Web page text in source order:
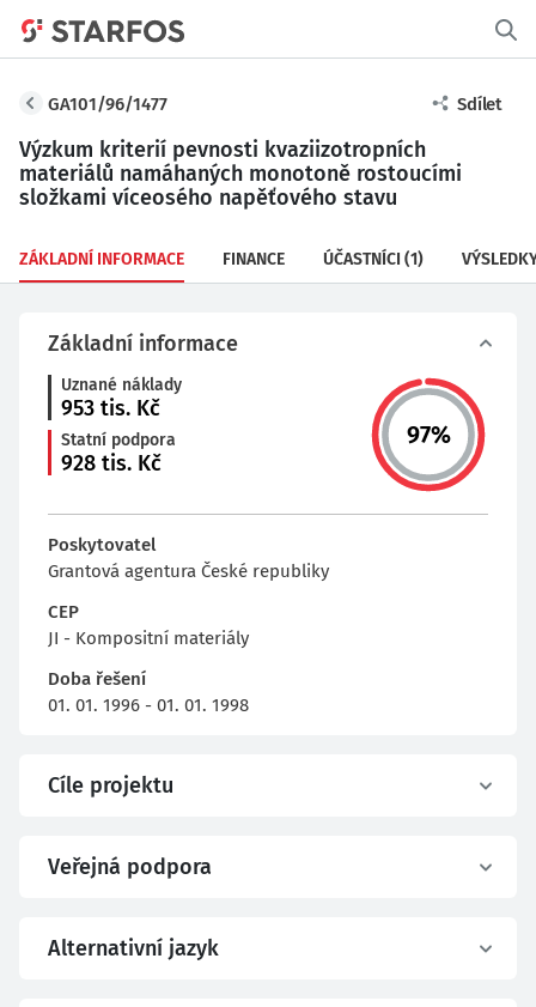
GA101/96/1477 Sdílet
Výzkum kriterií pevnosti kvaziizotropních
materiálů namáhaných monotoně rostoucími
složkami víceosého napěťového stavu
ZÁKLADNÍ INFORMACE FINANCE ÚČASTNÍCI (1)
Základní informace
Uznané náklady
953 tis. Kč
Statní podpora
928 tis. Kč
97%
Poskytovatel
Grantová agentura České republiky
CEP
JI - Kompositní materiály
Doba řešení
01. 01. 1996 - 01. 01. 1998
Cíle projektu
Veřejná podpora
Alternativní jazyk